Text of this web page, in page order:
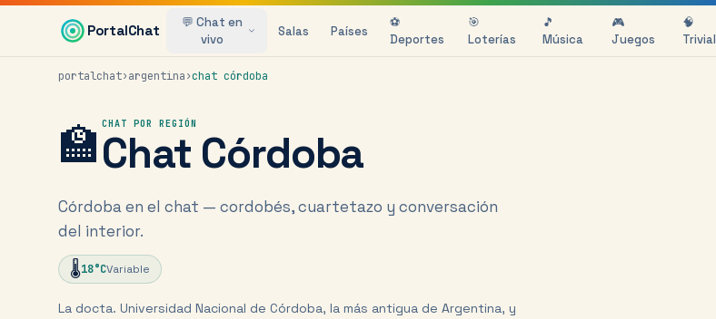
Saltar al contenido principal
PortalChat
💬 Chat en
vivo
Salas Países
⚽
Deportes
🎯
Loterías
🎵
Música
🎮
Juegos
🧠
Trivial
portalchat›argentina›chat córdoba
🏫 CHAT POR REGIÓN
Chat Córdoba
Córdoba en el chat — cordobés, cuartetazo y conversación
del interior.
🌡️18°CVariable
La docta. Universidad Nacional de Córdoba, la más antigua de Argentina, y